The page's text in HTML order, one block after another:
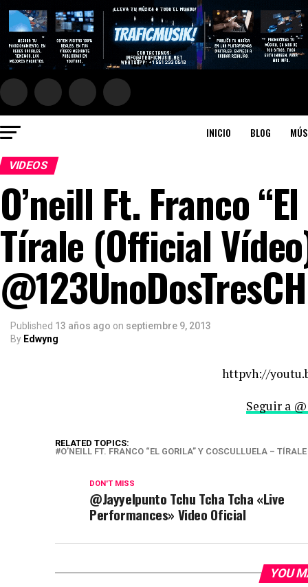
INICIO BLOG
VIDEOS
O’neill Ft. Franco
Tírale (Official
@123UnoDosTresCH
Published 13 años ago on septiembre 9, 2013
By Edwyng
httpvh://
Seguir a
RELATED TOPICS:
O’NEILL FT. FRANCO “EL GORILA” Y COSCULLUELA –
DON'T MISS
@Jayyelpunto Tchu Tcha Tcha «Live
Performances» Video Oficial
YOU